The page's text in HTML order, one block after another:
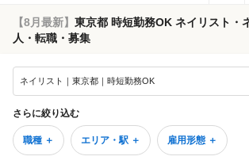
【8月最新】 東京都 時短勤務OK ネイリスト・
人・転職・募集
ネイリスト｜東京都｜時短勤務OK
さらに絞り込む
職種 ＋ エリア・駅 ＋ 雇用形態 ＋